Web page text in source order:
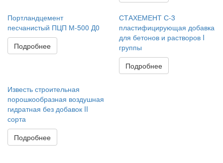
Портландцемент
песчанистый ПЦП М-500 Д0
Подробнее
СТАХЕМЕНТ С-3
пластифицирующая добавка
для бетонов и растворов I
группы
Подробнее
Известь строительная
порошкообразная воздушная
гидратная без добавок II
сорта
Подробнее